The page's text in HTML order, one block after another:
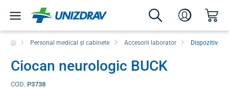
Personal medical și cabinete Accesorii laborator Dispozitive
Ciocan neurologic BUCK
COD: P3738